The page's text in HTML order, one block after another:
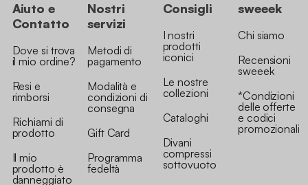
Aiuto e
Contatto
Dove si trova
il mio ordine?
Resi e
rimborsi
Richiami di
prodotto
Il mio
prodotto è
danneggiato
Nostri
servizi
Metodi di
pagamento
Modalità e
condizioni di
consegna
Gift Card
Programma
fedeltà
Consigli
I nostri
prodotti
iconici
Le nostre
collezioni
Cataloghi
Divani
compressi
sottovuoto
sweeek
Chi siamo
Recensioni
sweeek
*Condizioni
delle offerte
e codici
promozionali